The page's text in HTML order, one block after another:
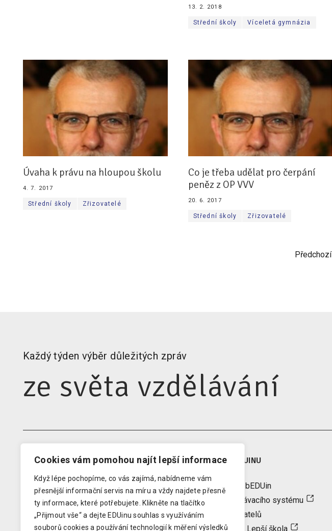
Cookies vám pomohou najít lepší informace
Když lépe pochopíme, co vás zajímá, nabídneme vám
přesnější informační servis na míru a vždy najdete přesně
ty informace, které potřebujete.
Klikněte na tlačítko
„Přijmout vše“ a dejte EDUinu souhlas s využíváním
souborů cookies a používání technologií k měření výsledků
13. 2. 2018
Střední školy Víceletá gymnázia
Úvaha k právu na hloupou školu
4. 7. 2017
Střední školy Zřizovatelé
Co je třeba udělat pro čerpání
peněz z OP VVV
20. 6. 2017
Střední školy Zřizovatelé
Předchozí
Každý týden výběr důležitých zpráv
ze světa vzdělávání
EDUIN
Domovská stránka
Kontakty pro média
Analýzy
O EDUinu
RODINA EDUINU
Newsletter bEDUin
Audit vzdělávacího systému
Klub zřizovatelů
Konference Lepší škola